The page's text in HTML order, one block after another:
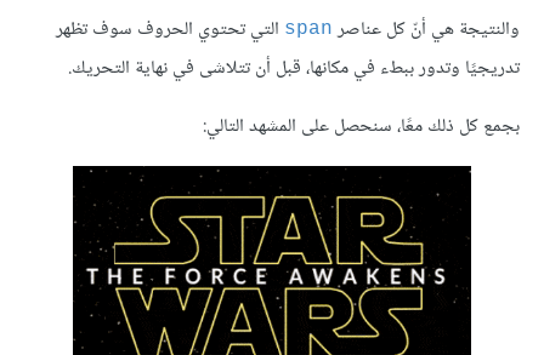
والنتيجة هي أنّ كل عناصر span التي تحتوي الحروف سوف تظهر
تدريجيًا وتدور ببطء في مكانها، قبل أن تتلاشى في نهاية التحريك.
بجمع كل ذلك معًا، سنحصل على المشهد التالي: